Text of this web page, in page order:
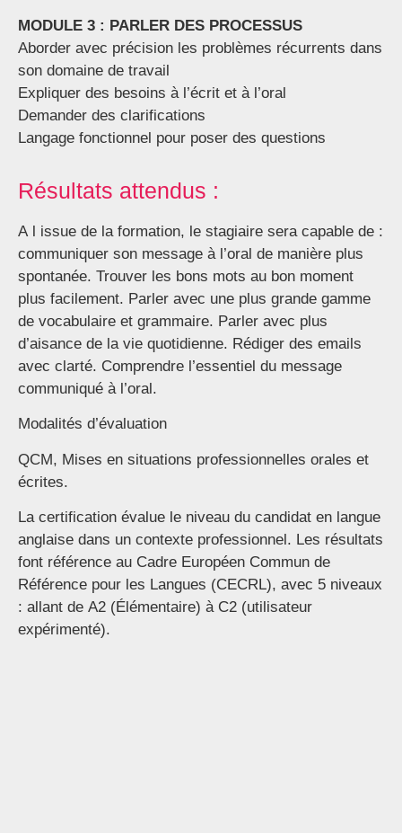
MODULE 3 : PARLER DES PROCESSUS
Aborder avec précision les problèmes récurrents dans
son domaine de travail
Expliquer des besoins à l’écrit et à l’oral
Demander des clarifications
Langage fonctionnel pour poser des questions
Résultats attendus :
A l issue de la formation, le stagiaire sera capable de :
communiquer son message à l’oral de manière plus
spontanée. Trouver les bons mots au bon moment
plus facilement. Parler avec une plus grande gamme
de vocabulaire et grammaire. Parler avec plus
d’aisance de la vie quotidienne. Rédiger des emails
avec clarté. Comprendre l’essentiel du message
communiqué à l’oral.
Modalités d’évaluation
QCM, Mises en situations professionnelles orales et
écrites.
La certification évalue le niveau du candidat en langue
anglaise dans un contexte professionnel. Les résultats
font référence au Cadre Européen Commun de
Référence pour les Langues (CECRL), avec 5 niveaux
: allant de A2 (Élémentaire) à C2 (utilisateur
expérimenté).